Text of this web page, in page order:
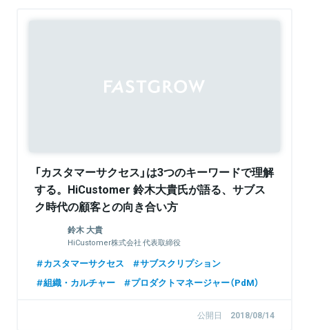
「カスタマーサクセス」は3つのキーワードで理解
する。HiCustomer 鈴木大貴氏が語る、サブス
ク時代の顧客との向き合い方
鈴木 大貴
HiCustomer株式会社 代表取締役
カスタマーサクセス
サブスクリプション
組織・カルチャー
プロダクトマネージャー（PdM）
公開日 2018/08/14